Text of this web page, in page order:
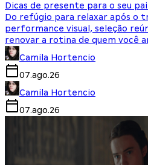
Dicas de presente para o seu
Do refúgio para relaxar após o
performance visual, seleção
renovar a rotina de quem você
Camila Hortencio
07.ago.26
Camila Hortencio
07.ago.26